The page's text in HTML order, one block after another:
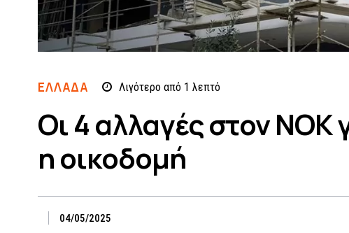
ΕΛΛΆΔΑ Λιγότερο από 1 λεπτό
Οι 4 αλλαγές στον ΝΟΚ
η οικοδομή
04/05/2025